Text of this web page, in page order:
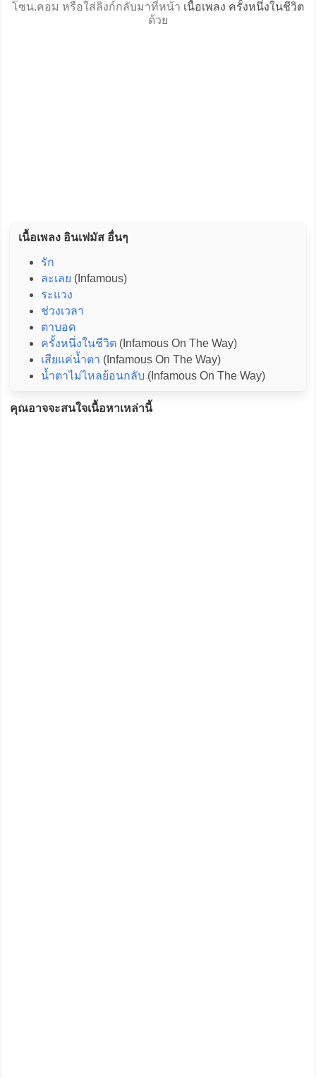
โซน.คอม หรือใส่ลิงก์กลับมาที่หน้า เนื้อเพลง ครั้งหนึ่งในชีวิต
ด้วย
เนื้อเพลง อินเฟมัส อื่นๆ
รัก
ละเลย (Infamous)
ระแวง
ช่วงเวลา
ตาบอด
ครั้งหนึ่งในชีวิต(Infamous On The Way)
เสียแค่น้ำตา (Infamous On The Way)
น้ำตาไม่ไหลย้อนกลับ (Infamous On The Way)
คุณอาจจะสนใจเนื้อหาเหล่านี้